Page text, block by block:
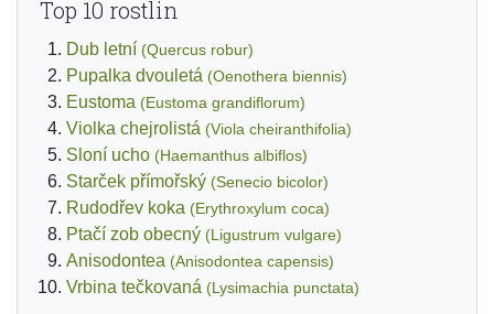
Top 10 rostlin
Dub letní (Quercus robur)
Pupalka dvouletá (Oenothera biennis)
Eustoma (Eustoma grandiflorum)
Violka chejrolistá (Viola cheiranthifolia)
Sloní ucho (Haemanthus albiflos)
Starček přímořský (Senecio bicolor)
Rudodřev koka (Erythroxylum coca)
Ptačí zob obecný (Ligustrum vulgare)
Anisodontea (Anisodontea capensis)
Vrbina tečkovaná (Lysimachia punctata)